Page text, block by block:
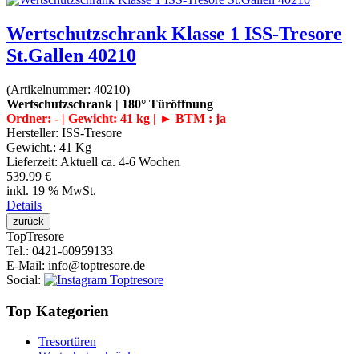
Wertschutzschrank Klasse 1 ISS-Tresore
St.Gallen 40210
(Artikelnummer: 40210)
Wertschutzschrank | 180° Türöffnung
Ordner: - | Gewicht: 41 kg | ► BTM : ja
Hersteller: ISS-Tresore
Gewicht.: 41 Kg
Lieferzeit: Aktuell ca. 4-6 Wochen
539.99 €
inkl. 19 % MwSt.
Details
TopTresore
Tel.: 0421-60959133
E-Mail: info@toptresore.de
Social:
Top Kategorien
Tresortüren